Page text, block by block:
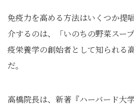
免疫力を高める方法はいくつか提
介するのは、「いのちの野菜スー
疫栄養学の創始者として知られる
だ。
高橋院長は、新著『ハーバード大